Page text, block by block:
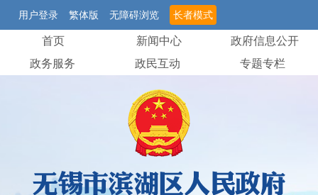
用户登录 繁体版 无障碍浏览 长者模式
首页 新闻中心
政府信息公开
政务服务
政民互动 专题专栏